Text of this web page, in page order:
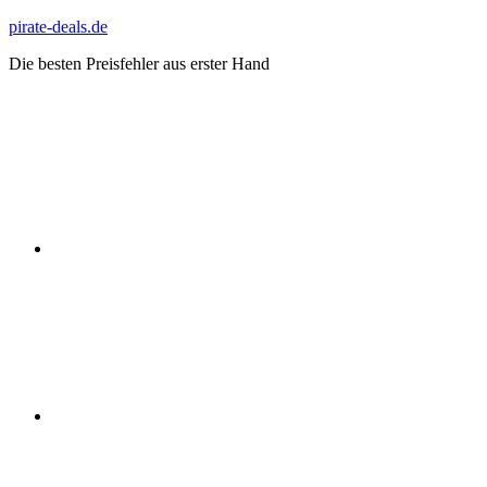
Zum
springen
pirate-deals.de
Die besten Preisfehler aus erster Hand